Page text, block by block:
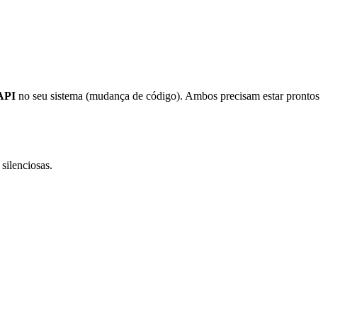
no seu sistema (mudança de código). Ambos precisam estar prontos